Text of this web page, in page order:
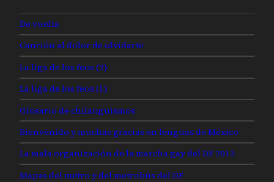
De vuelta
Canción al dolor de olvidarte
La liga de los feos (2)
La liga de los feos (1)
Glosario de chilanguismos
Bienvenido y muchas gracias en lenguas de México
La mala organización de la marcha gay del DF 2013
Mapas del metro y del metrobús del DF